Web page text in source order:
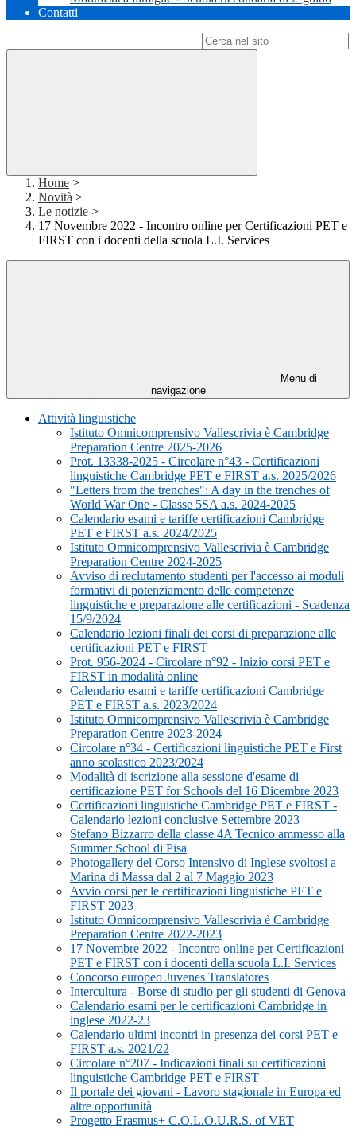
Contatti
Home >
Novità >
Le notizie >
17 Novembre 2022 - Incontro online per Certificazioni PET e
FIRST con i docenti della scuola L.I. Services
Menu di
navigazione
Attività linguistiche
Istituto Omnicomprensivo Vallescrivia è Cambridge
Preparation Centre 2025-2026
Prot. 13338-2025 - Circolare n°43 - Certificazioni
linguistiche Cambridge PET e FIRST a.s. 2025/2026
"Letters from the trenches": A day in the trenches of
World War One - Classe 5SA a.s. 2024-2025
Calendario esami e tariffe certificazioni Cambridge
PET e FIRST a.s. 2024/2025
Istituto Omnicomprensivo Vallescrivia è Cambridge
Preparation Centre 2024-2025
Avviso di reclutamento studenti per l'accesso ai moduli
formativi di potenziamento delle competenze
linguistiche e preparazione alle certificazioni - Scadenza
15/9/2024
Calendario lezioni finali dei corsi di preparazione alle
certificazioni PET e FIRST
Prot. 956-2024 - Circolare n°92 - Inizio corsi PET e
FIRST in modalità online
Calendario esami e tariffe certificazioni Cambridge
PET e FIRST a.s. 2023/2024
Istituto Omnicomprensivo Vallescrivia è Cambridge
Preparation Centre 2023-2024
Circolare n°34 - Certificazioni linguistiche PET e First
anno scolastico 2023/2024
Modalità di iscrizione alla sessione d'esame di
certificazione PET for Schools del 16 Dicembre 2023
Certificazioni linguistiche Cambridge PET e FIRST -
Calendario lezioni conclusive Settembre 2023
Stefano Bizzarro della classe 4A Tecnico ammesso alla
Summer School di Pisa
Photogallery del Corso Intensivo di Inglese svoltosi a
Marina di Massa dal 2 al 7 Maggio 2023
Avvio corsi per le certificazioni linguistiche PET e
FIRST 2023
Istituto Omnicomprensivo Vallescrivia è Cambridge
Preparation Centre 2022-2023
17 Novembre 2022 - Incontro online per Certificazioni
PET e FIRST con i docenti della scuola L.I. Services
Concorso europeo Juvenes Translatores
Intercultura - Borse di studio per gli studenti di Genova
Calendario esami per le certificazioni Cambridge in
inglese 2022-23
Calendario ultimi incontri in presenza dei corsi PET e
FIRST a.s. 2021/22
Circolare n°207 - Indicazioni finali su certificazioni
linguistiche Cambridge PET e FIRST
Il portale dei giovani - Lavoro stagionale in Europa ed
altre opportunità
Progetto Erasmus+ C.O.L.O.U.R.S. of VET